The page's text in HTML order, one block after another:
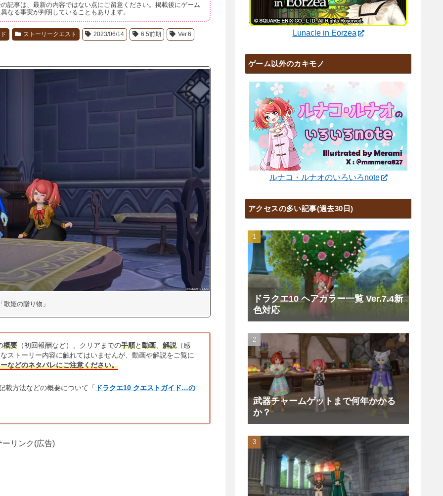
記事は、最新の内容ではない点にご留意ください。掲載後にゲーム
なる事実が判明していることもあります。
ストーリークエスト 2023/06/14 6.5前期 Ver.6
歌姫の贈り物」
概要（初回報酬など）、クリアまでの手順と動画、 解説（感
ストーリー内容に触れてはいませんが、動画や解説をご覧に
などのネタバレにご注意ください。
載方法などの概要について「 ドラクエ10 クエストガイド…の
ーリンク(広告)
Lunacle in Eorzea
ゲーム以外のカキモノ
ルナコ・ルナオのいろいろnote
アクセスの多い記事(過去30日)
ドラクエ10 ヘアカラー一覧 Ver.7.4新
色対応
武器チャームゲットまで何年かかる
か？